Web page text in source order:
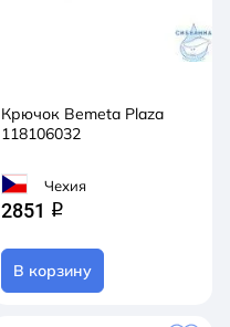
Крючок Bemeta Plaza
118106032
Чехия
2851 q
В корзину